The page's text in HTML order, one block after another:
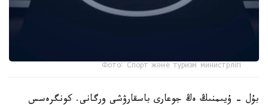
Фото: Спорт және туризм министрлігі
بۇل - ۇيىمنىڭ ەڭ جوعارى باسقارۋشى ورگانى. كونگرەسس